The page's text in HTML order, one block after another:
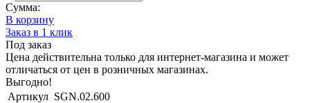
Сумма:
В корзину
Заказ в 1 клик
Под заказ
Цена действительна только для интернет-магазина и может
отличаться от цен в розничных магазинах.
Выгодно!
Артикул SGN.02.600